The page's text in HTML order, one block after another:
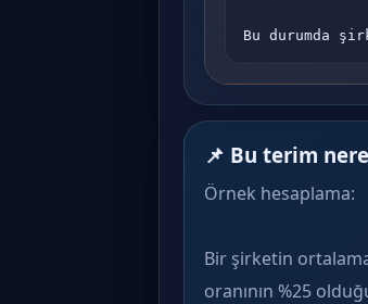
Bu durumda
📌 Bu terim
Örnek hesaplama:
Bir şirketin
oranının %25